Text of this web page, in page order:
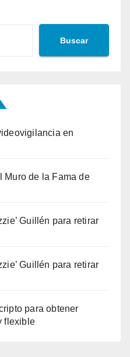
Buscar
en
Muro de la Fama de
Guillén para retirar
Guillén para retirar
para obtener
flexible